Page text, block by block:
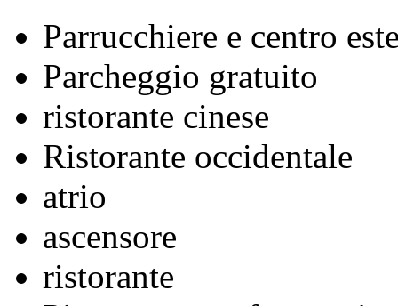
Parrucchiere e centro
Parcheggio gratuito
ristorante cinese
Ristorante occidentale
atrio
ascensore
ristorante